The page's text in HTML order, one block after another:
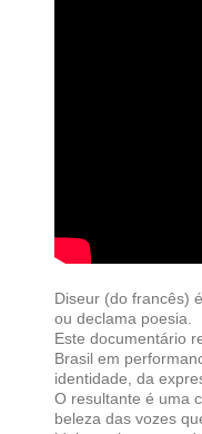
Diseur (do francês)
ou declama poesia.
Este documentário
Brasil em
identidade, da
O resultante é uma
beleza das vozes